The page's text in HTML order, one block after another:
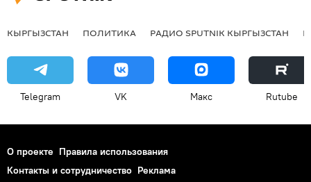
КЫРГЫЗСТАН ПОЛИТИКА РАДИО SPUTNIK КЫРГЫЗСТАН
Telegram VK Макс Rutube
О проекте Правила использования
Контакты и сотрудничество Реклама